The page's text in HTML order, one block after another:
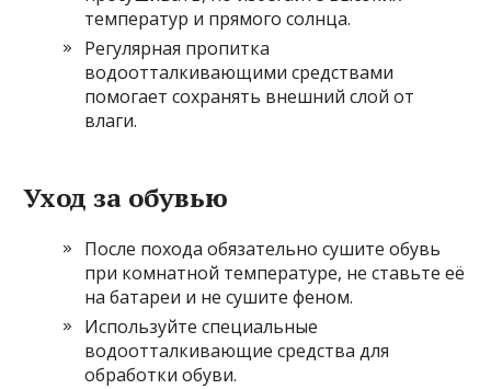
температур и прямого солнца.
Регулярная пропитка
водоотталкивающими средствами
помогает сохранять внешний слой от
влаги.
Уход за обувью
После похода обязательно сушите обувь
при комнатной температуре, не ставьте её
на батареи и не сушите феном.
Используйте специальные
водоотталкивающие средства для
обработки обуви.